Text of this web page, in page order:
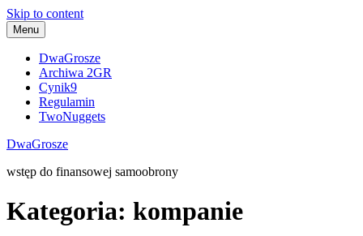
Skip to content
Menu
DwaGrosze
Archiwa 2GR
Cynik9
Regulamin
TwoNuggets
DwaGrosze
wstęp do finansowej samoobrony
Kategoria: kompanie